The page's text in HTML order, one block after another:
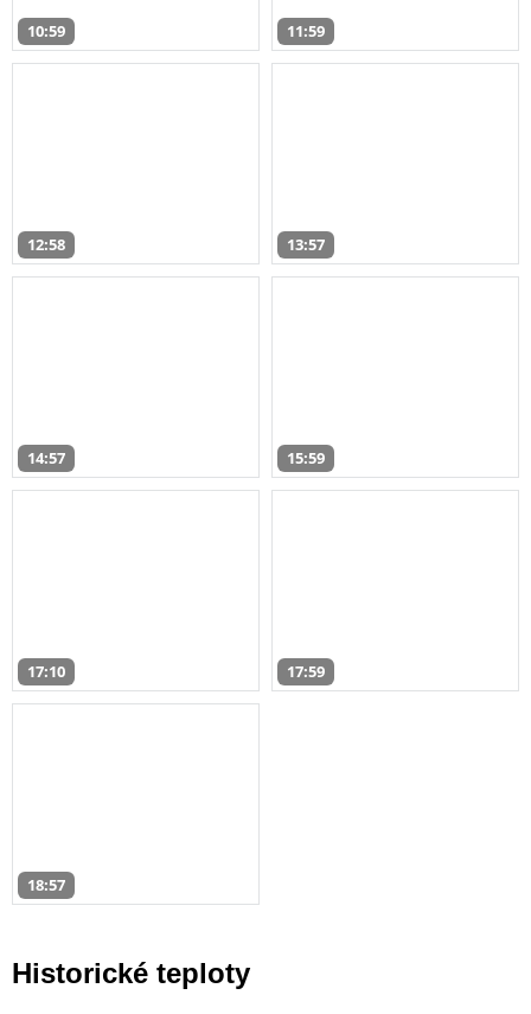
10:59 11:59
12:58 13:57
14:57 15:59
17:10 17:59
18:57
Historické teploty